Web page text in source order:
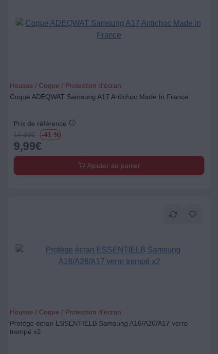
Housse / Coque / Protection d'écran
Coque ADEQWAT Samsung A17 Antichoc Made In France
Prix de référence
16.99€ -41 %
9,99€
Ajouter au panier
Housse / Coque / Protection d'écran
Protège écran ESSENTIELB Samsung A16/A26/A17 verre
trempé x2